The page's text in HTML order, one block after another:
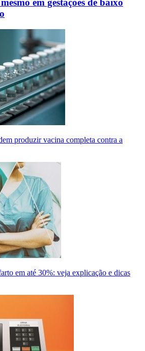
em gestações de baixo
produzir vacina completa contra a
em até 30%: veja explicação e dicas